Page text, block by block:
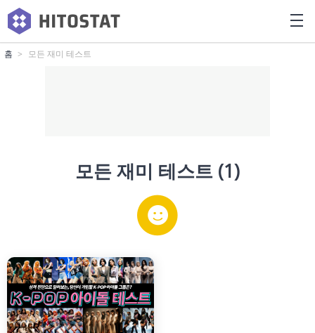
홈 모든 재미 테스트
모든 재미 테스트 (1)